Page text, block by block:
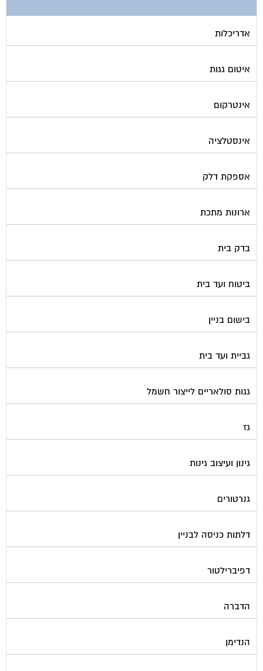
אדריכלות
איטום גגות
אינטרקום
אינסטלציה
אספקת דלק
ארונות מתכת
בדק בית
ביטוח ועד בית
בישום בניין
גביית ועד בית
גגות סולאריים לייצור חשמל
גז
גינון ועיצוב גינות
גנרטורים
דלתות כניסה לבניין
דפיברילטור
הדברה
הנדימן